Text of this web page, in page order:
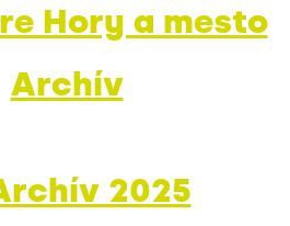
Hory a mesto
Archív
2025